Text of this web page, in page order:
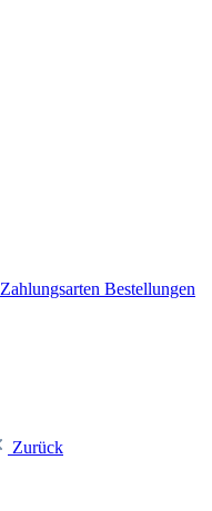
Zahlungsarten Bestellungen
Zurück